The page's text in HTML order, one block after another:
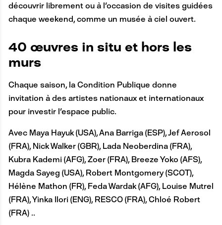
découvrir librement ou à l'occasion de visites guidées
chaque weekend, comme un musée à ciel ouvert.
40 œuvres in situ et hors les
murs
Chaque saison, la Condition Publique donne
invitation à des artistes nationaux et internationaux
pour investir l'espace public.
Avec Maya Hayuk (USA), Ana Barriga (ESP), Jef Aerosol
(FRA), Nick Walker (GBR), Lada Neoberdina (FRA),
Kubra Kademi (AFG), Zoer (FRA), Breeze Yoko (AFS),
Magda Sayeg (USA), Robert Montgomery (SCOT),
Hélène Mathon (FR), Feda Wardak (AFG), Louise Mutrel
(FRA), Yinka Ilori (ENG), RESCO (FRA), Chloé Robert
(FRA) ..